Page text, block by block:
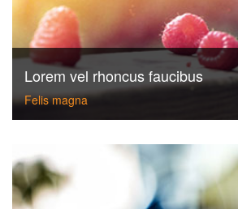
Lorem vel rhoncus faucibus
Felis magna